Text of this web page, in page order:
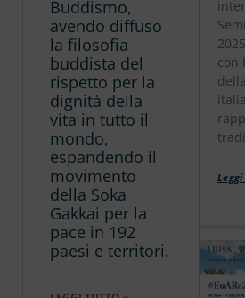
Buddismo,
avendo diffuso
la filosofia
buddista del
rispetto per la
dignità della
vita in tutto il
mondo,
espandendo il
movimento
della Soka
Gakkai per la
pace in 192
paesi e territori.
con